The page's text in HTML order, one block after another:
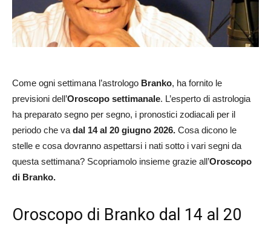
Come ogni settimana l’astrologo Branko, ha fornito le
previsioni dell’Oroscopo settimanale. L’esperto di astrologia
ha preparato segno per segno, i pronostici zodiacali per il
periodo che va dal 14 al 20 giugno 2026. Cosa dicono le
stelle e cosa dovranno aspettarsi i nati sotto i vari segni da
questa settimana? Scopriamolo insieme grazie all’Oroscopo
di Branko.
Oroscopo di Branko dal 14 al 20